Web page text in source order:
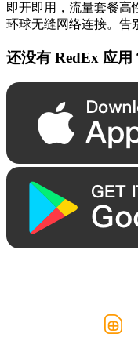
即开即用，流量套餐高
环球无缝网络连接。告
还没有 RedEx 应用